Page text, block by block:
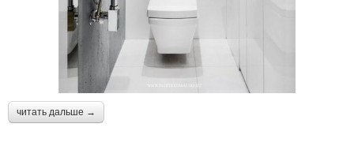
читать дальше →